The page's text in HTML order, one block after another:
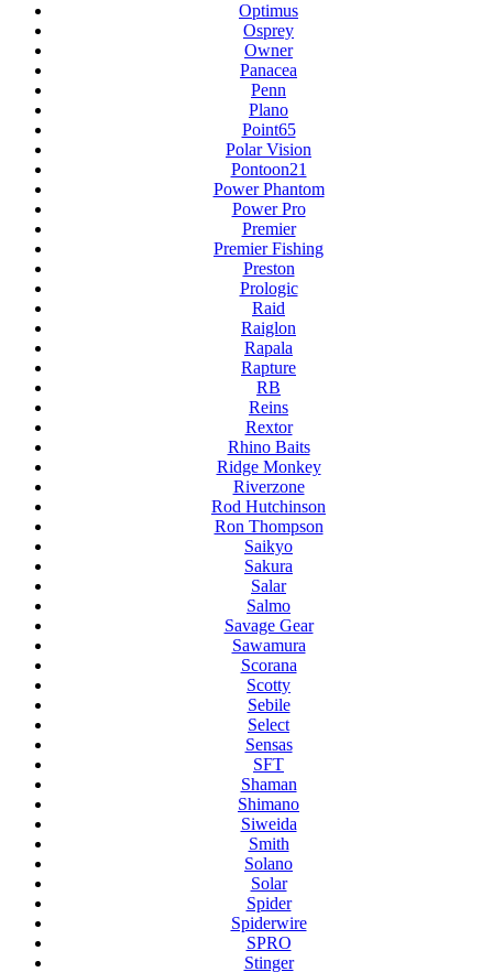
Optimus
Osprey
Owner
Panacea
Penn
Plano
Point65
Polar Vision
Pontoon21
Power Phantom
Power Pro
Premier
Premier Fishing
Preston
Prologic
Raid
Raiglon
Rapala
Rapture
RB
Reins
Rextor
Rhino Baits
Ridge Monkey
Riverzone
Rod Hutchinson
Ron Thompson
Saikyo
Sakura
Salar
Salmo
Savage Gear
Sawamura
Scorana
Scotty
Sebile
Select
Sensas
SFT
Shaman
Shimano
Siweida
Smith
Solano
Solar
Spider
Spiderwire
SPRO
Stinger